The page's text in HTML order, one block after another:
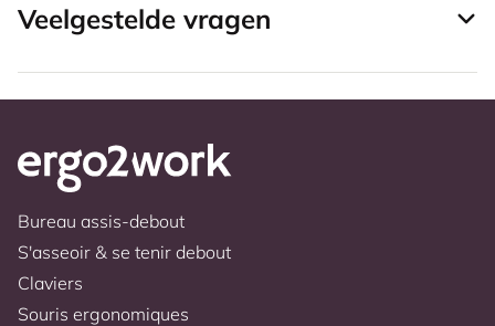
Veelgestelde vragen
Bureau assis-debout
S'asseoir & se tenir debout
Claviers
Souris ergonomiques